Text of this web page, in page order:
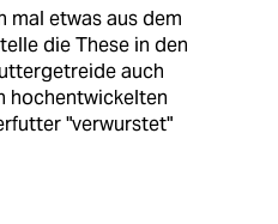
mal etwas aus dem
die These in den
auch
hochentwickelten
"verwurstet"